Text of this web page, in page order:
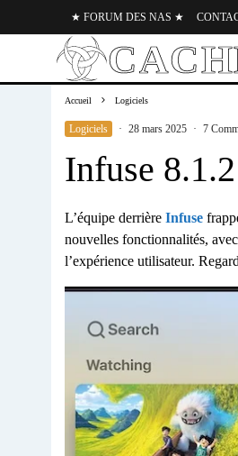
★ FORUM DES NAS ★
Accueil Logiciels
Logiciels · 28 mars 2025 · 7
Infuse
L’équipe derrière Infuse
nouvelles fonctionnalités,
l’expérience utilisateur.